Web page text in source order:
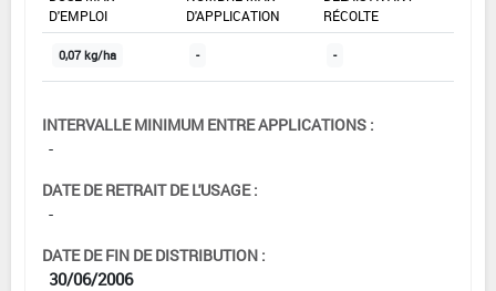
D'EMPLOI
D'APPLICATION
RÉCOLTE
0,07 kg/ha - -
INTERVALLE MINIMUM ENTRE APPLICATIONS :
-
DATE DE RETRAIT DE L'USAGE :
-
DATE DE FIN DE DISTRIBUTION :
30/06/2006